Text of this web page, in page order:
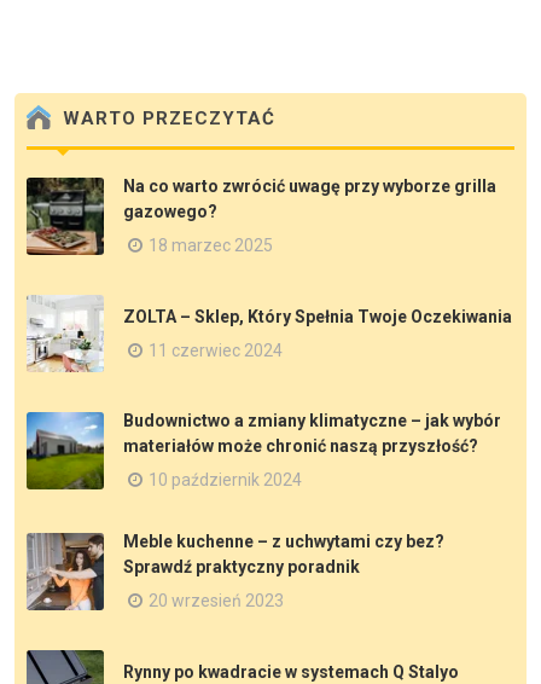
WARTO PRZECZYTAĆ
Na co warto zwrócić uwagę przy wyborze grilla
gazowego?
18 marzec 2025
ZOLTA – Sklep, Który Spełnia Twoje Oczekiwania
11 czerwiec 2024
Budownictwo a zmiany klimatyczne – jak wybór
materiałów może chronić naszą przyszłość?
10 październik 2024
Meble kuchenne – z uchwytami czy bez?
Sprawdź praktyczny poradnik
20 wrzesień 2023
Rynny po kwadracie w systemach Q Stalyo